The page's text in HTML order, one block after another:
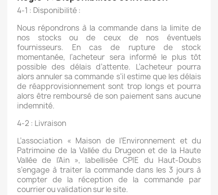
4-1 : Disponibilité :
Nous répondrons à la commande dans la limite de
nos stocks ou de ceux de nos éventuels
fournisseurs. En cas de rupture de stock
momentanée, l’acheteur sera informé le plus tôt
possible des délais d’attente. L’acheteur pourra
alors annuler sa commande s'il estime que les délais
de réapprovisionnement sont trop longs et pourra
alors être remboursé de son paiement sans aucune
indemnité.
4-2 : Livraison
L’association « Maison de l’Environnement et du
Patrimoine de la Vallée du Drugeon et de la Haute
Vallée de l’Ain », labellisée CPIE du Haut-Doubs
s’engage à traiter la commande dans les 3 jours à
compter de la réception de la commande par
courrier ou validation sur le site.